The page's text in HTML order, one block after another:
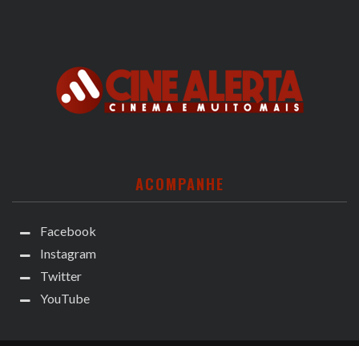
ACOMPANHE
Facebook
Instagram
Twitter
YouTube